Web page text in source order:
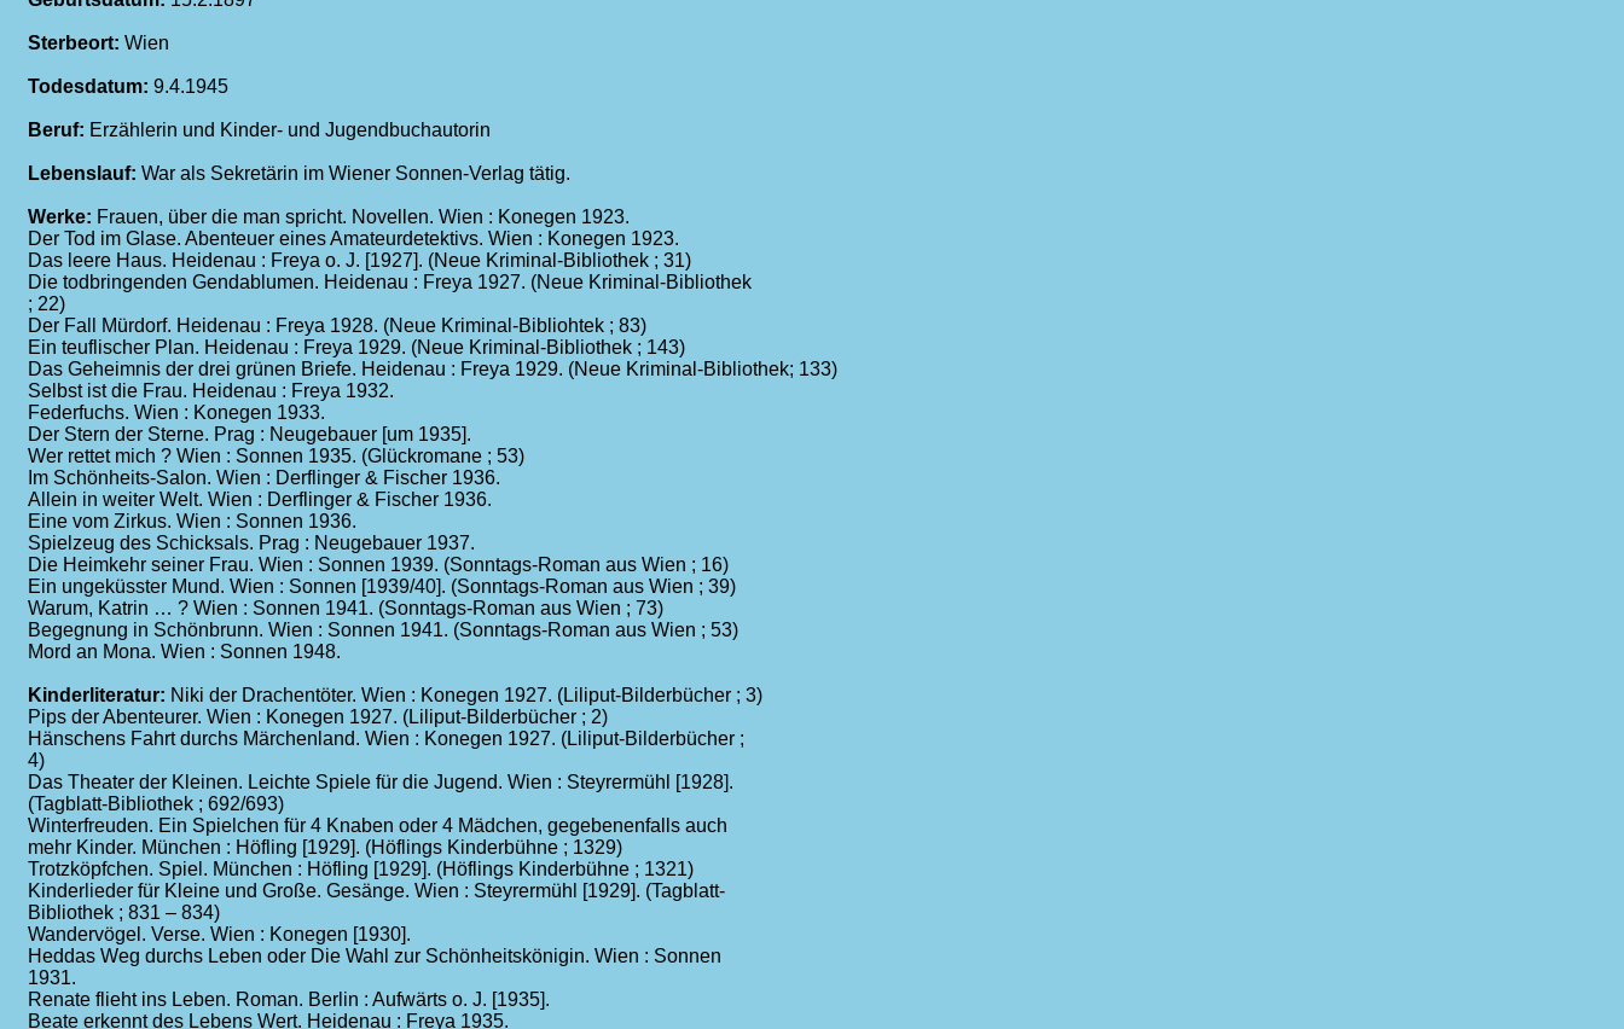
Sterbeort: Wien
Todesdatum: 9.4.1945
Beruf: Erzählerin und Kinder- und Jugendbuchautorin
Lebenslauf: War als Sekretärin im Wiener Sonnen-Verlag tätig.
Werke: Frauen, über die man spricht. Novellen. Wien : Konegen 1923.
Der Tod im Glase. Abenteuer eines Amateurdetektivs. Wien : Konegen 1923.
Das leere Haus. Heidenau : Freya o. J. [1927]. (Neue Kriminal-Bibliothek ; 31)
Die todbringenden Gendablumen. Heidenau : Freya 1927. (Neue Kriminal-Bibliothek
; 22)
Der Fall Mürdorf. Heidenau : Freya 1928. (Neue Kriminal-Bibliohtek ; 83)
Ein teuflischer Plan. Heidenau : Freya 1929. (Neue Kriminal-Bibliothek ; 143)
Das Geheimnis der drei grünen Briefe. Heidenau : Freya 1929. (Neue Kriminal-Bibliothek; 133)
Selbst ist die Frau. Heidenau : Freya 1932.
Federfuchs. Wien : Konegen 1933.
Der Stern der Sterne. Prag : Neugebauer [um 1935].
Wer rettet mich ? Wien : Sonnen 1935. (Glückromane ; 53)
Im Schönheits-Salon. Wien : Derflinger & Fischer 1936.
Allein in weiter Welt. Wien : Derflinger & Fischer 1936.
Eine vom Zirkus. Wien : Sonnen 1936.
Spielzeug des Schicksals. Prag : Neugebauer 1937.
Die Heimkehr seiner Frau. Wien : Sonnen 1939. (Sonntags-Roman aus Wien ; 16)
Ein ungeküsster Mund. Wien : Sonnen [1939/40]. (Sonntags-Roman aus Wien ; 39)
Warum, Katrin … ? Wien : Sonnen 1941. (Sonntags-Roman aus Wien ; 73)
Begegnung in Schönbrunn. Wien : Sonnen 1941. (Sonntags-Roman aus Wien ; 53)
Mord an Mona. Wien : Sonnen 1948.
Kinderliteratur: Niki der Drachentöter. Wien : Konegen 1927. (Liliput-Bilderbücher ; 3)
Pips der Abenteurer. Wien : Konegen 1927. (Liliput-Bilderbücher ; 2)
Hänschens Fahrt durchs Märchenland. Wien : Konegen 1927. (Liliput-Bilderbücher ;
4)
Das Theater der Kleinen. Leichte Spiele für die Jugend. Wien : Steyrermühl [1928].
(Tagblatt-Bibliothek ; 692/693)
Winterfreuden. Ein Spielchen für 4 Knaben oder 4 Mädchen, gegebenenfalls auch
mehr Kinder. München : Höfling [1929]. (Höflings Kinderbühne ; 1329)
Trotzköpfchen. Spiel. München : Höfling [1929]. (Höflings Kinderbühne ; 1321)
Kinderlieder für Kleine und Große. Gesänge. Wien : Steyrermühl [1929]. (Tagblatt-
Bibliothek ; 831 – 834)
Wandervögel. Verse. Wien : Konegen [1930].
Heddas Weg durchs Leben oder Die Wahl zur Schönheitskönigin. Wien : Sonnen
1931.
Renate flieht ins Leben. Roman. Berlin : Aufwärts o. J. [1935].
Beate erkennt des Lebens Wert. Heidenau : Freya 1935.